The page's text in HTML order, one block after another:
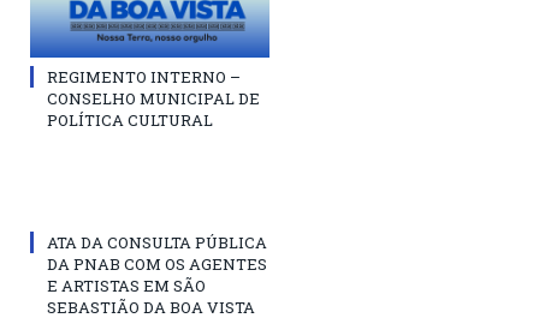
REGIMENTO INTERNO –
CONSELHO MUNICIPAL DE
POLÍTICA CULTURAL
ATA DA CONSULTA PÚBLICA
DA PNAB COM OS AGENTES
E ARTISTAS EM SÃO
SEBASTIÃO DA BOA VISTA